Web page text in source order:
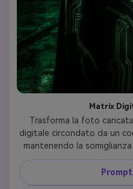
Matrix
Trasforma la foto
digitale circondato da un
mantenendo la
elegante abito in pelle
flussi di dati olografici.
potente all'interno di un